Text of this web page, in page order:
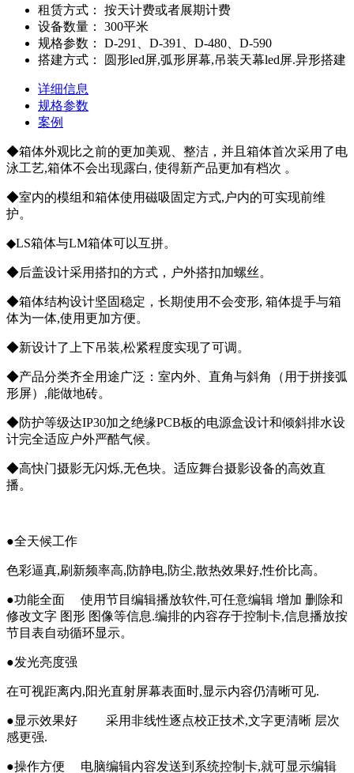
租赁方式：
按天计费或者展期计费
设备数量：
300平米
规格参数：
D-291、D-391、D-480、D-590
搭建方式：
圆形led屏,弧形屏幕,吊装天幕led屏.异形搭建
详细信息
规格参数
案例
◆箱体外观比之前的更加美观、整洁，并且箱体首次采用了电
泳工艺,箱体不会出现露白, 使得新产品更加有档次 。
◆室内的模组和箱体使用磁吸固定方式,户内的可实现前维
护。
◆LS箱体与LM箱体可以互拼。
◆后盖设计采用搭扣的方式，户外搭扣加螺丝。
◆箱体结构设计坚固稳定，长期使用不会变形, 箱体提手与箱
体为一体,使用更加方便。
◆新设计了上下吊装,松紧程度实现了可调。
◆产品分类齐全用途广泛：室内外、直角与斜角（用于拼接弧
形屏）,能做地砖。
◆防护等级达IP30加之绝缘PCB板的电源盒设计和倾斜排水设
计完全适应户外严酷气候。
◆高快门摄影无闪烁,无色块。适应舞台摄影设备的高效直
播。
●全天候工作
色彩逼真,刷新频率高,防静电,防尘,散热效果好,性价比高。
●功能全面 使用节目编辑播放软件,可任意编辑 增加 删除和
修改文字 图形 图像等信息.编排的内容存于控制卡,信息播放按
节目表自动循环显示。
●发光亮度强
在可视距离内,阳光直射屏幕表面时,显示内容仍清晰可见.
●显示效果好 采用非线性逐点校正技术,文字更清晰 层次
感更强.
●操作方便 电脑编辑内容发送到系统控制卡,就可显示编辑